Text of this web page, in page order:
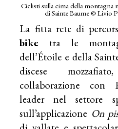
Ciclisti sulla cima della montagna
di Sainte Baume © Livio
La fitta rete di
bike tra le
dell’Étoile e della
discese
collaborazione con
leader nel settore
sull’applicazione On